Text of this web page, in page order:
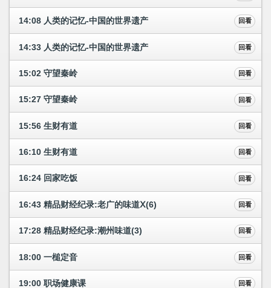
14:08 人类的记忆-中国的世界遗产 回看
14:33 人类的记忆-中国的世界遗产 回看
15:02 守望秦岭 回看
15:27 守望秦岭 回看
15:56 生财有道 回看
16:10 生财有道 回看
16:24 回家吃饭 回看
16:43 精品财经纪录:老广的味道Ⅹ(6) 回看
17:28 精品财经纪录:潮州味道(3) 回看
18:00 一槌定音 回看
19:00 职场健康课 回看